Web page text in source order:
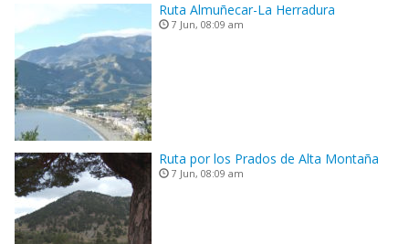
Ruta Almuñecar-La Herradura
7 Jun, 08:09 am
Ruta por los Prados de Alta Montaña
7 Jun, 08:09 am